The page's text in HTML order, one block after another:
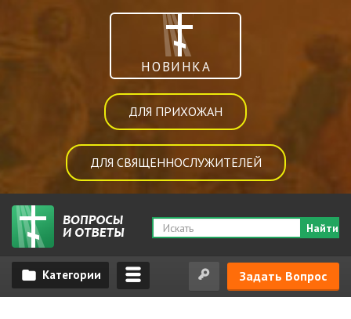
НОВИНКА
ДЛЯ ПРИХОЖАН
ДЛЯ СВЯЩЕННОСЛУЖИТЕЛЕЙ
Найти
Задать Вопрос